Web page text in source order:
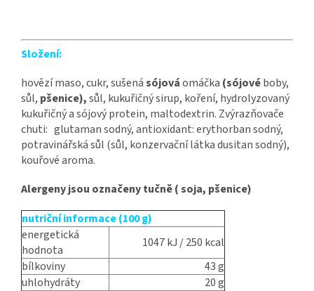
Složení:
hovězí maso, cukr, sušenásójováomáčka (sójovéboby,
sůl, pšenice),sůl, kukuřičný sirup, koření, hydrolyzovaný
kukuřičný a sójový protein, maltodextrin. Zvýrazňovače
chuti: glutaman sodný, antioxidant: erythorban sodný,
potravinářská sůl (sůl, konzervační látka dusitan sodný),
kouřové aroma.
Alergeny jsou označeny tučně ( soja, pšenice)
nutriční informace (100 g)
energetická
hodnota
1047 kJ / 250 kcal
bílkoviny
43 g
uhlohydráty
20 g